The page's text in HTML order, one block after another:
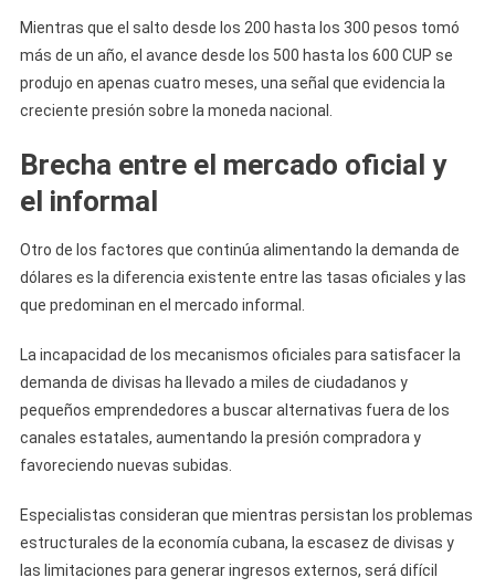
Mientras que el salto desde los 200 hasta los 300 pesos tomó
más de un año, el avance desde los 500 hasta los 600 CUP se
produjo en apenas cuatro meses, una señal que evidencia la
creciente presión sobre la moneda nacional.
Brecha entre el mercado oficial y
el informal
Otro de los factores que continúa alimentando la demanda de
dólares es la diferencia existente entre las tasas oficiales y las
que predominan en el mercado informal.
La incapacidad de los mecanismos oficiales para satisfacer la
demanda de divisas ha llevado a miles de ciudadanos y
pequeños emprendedores a buscar alternativas fuera de los
canales estatales, aumentando la presión compradora y
favoreciendo nuevas subidas.
Especialistas consideran que mientras persistan los problemas
estructurales de la economía cubana, la escasez de divisas y
las limitaciones para generar ingresos externos, será difícil